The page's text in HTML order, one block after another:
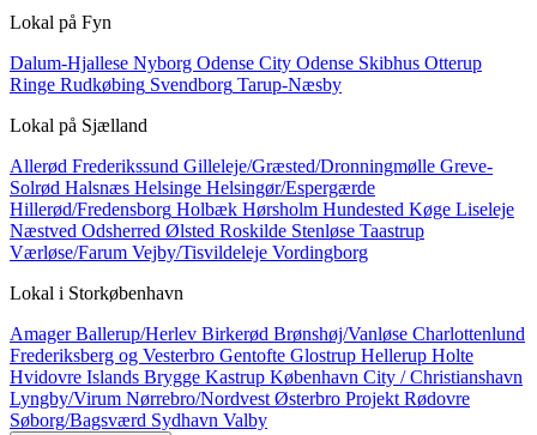
Lokal på Fyn
Dalum-Hjallese Nyborg Odense City Odense Skibhus Otterup
Ringe Rudkøbing Svendborg Tarup-Næsby
Lokal på Sjælland
Allerød Frederikssund Gilleleje/Græsted/Dronningmølle Greve-
Solrød Halsnæs Helsinge Helsingør/Espergærde
Hillerød/Fredensborg Holbæk Hørsholm Hundested Køge Liseleje
Næstved Odsherred Ølsted Roskilde Stenløse Taastrup
Værløse/Farum Vejby/Tisvildeleje Vordingborg
Lokal i Storkøbenhavn
AmagerBallerup/Herlev Birkerød Brønshøj/Vanløse Charlottenlund
Frederiksberg og Vesterbro Gentofte Glostrup Hellerup Holte
Hvidovre Islands Brygge Kastrup København City / Christianshavn
Lyngby/Virum Nørrebro/Nordvest Østerbro Projekt Rødovre
Søborg/Bagsværd Sydhavn Valby